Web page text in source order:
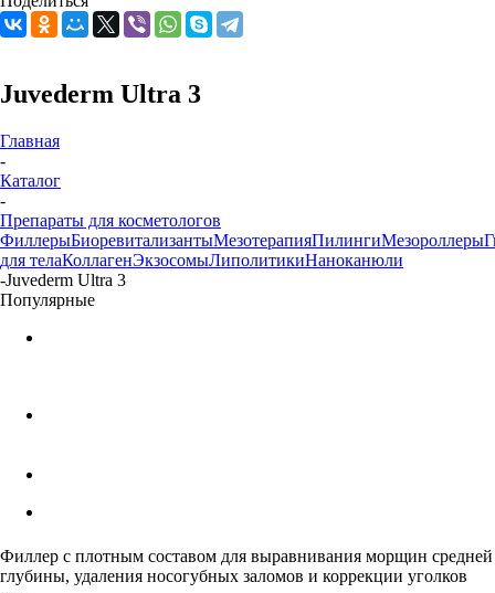
Juvederm Ultra 3
Главная
-
Каталог
-
Препараты для косметологов
ФиллерыБиоревитализантыМезотерапияПилингиМезороллеры
для телаКоллагенЭкзосомыЛиполитикиНаноканюли
-Juvederm Ultra 3
Популярные
Филлер с плотным составом для выравнивания морщин средней
глубины, удаления носогубных заломов и коррекции уголков